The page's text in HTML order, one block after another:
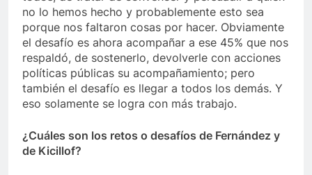
no lo hemos hecho y probablemente esto sea
porque nos faltaron cosas por hacer. Obviamente
el desafío es ahora acompañar a ese 45% que nos
respaldó, de sostenerlo, devolverle con acciones
políticas públicas su acompañamiento; pero
también el desafío es llegar a todos los demás. Y
eso solamente se logra con más trabajo.
¿Cuáles son los retos o desafíos de Fernández y
de Kicillof?